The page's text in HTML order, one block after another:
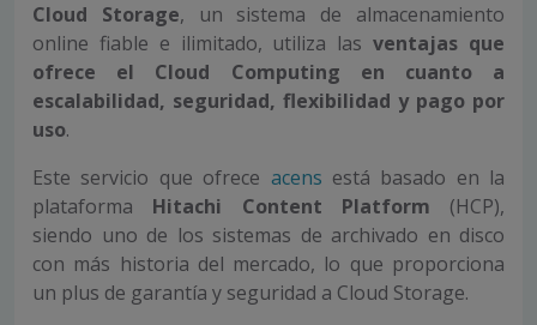
Cloud Storage, un sistema de almacenamiento
online fiable e ilimitado, utiliza lasventajas que
ofrece el Cloud Computing en cuanto a
escalabilidad, seguridad, flexibilidad y pago por
uso.
Este servicio que ofrece acens está basado en la
plataforma Hitachi Content Platform (HCP),
siendo uno de los sistemas de archivado en disco
con más historia del mercado, lo que proporciona
un plus de garantía y seguridad a Cloud Storage.